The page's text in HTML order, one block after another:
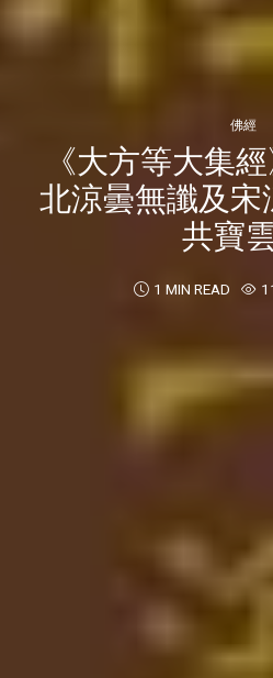
佛經
《大方等大集
北涼曇無讖及
共寶
1 MIN READ